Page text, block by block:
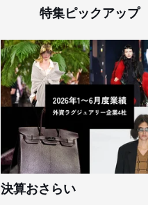
特集ピックアップ
決算おさらい